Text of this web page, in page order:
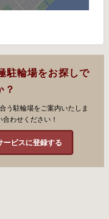
駐輪場をお探しで
？
う駐輪場をご案内いたしま
わせください！
ービスに登録する